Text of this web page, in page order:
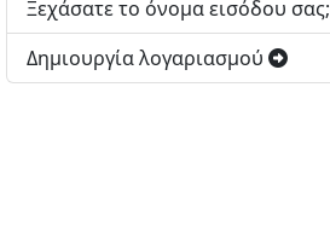
Ξεχάσατε το όνομα εισόδου σας;
Δημιουργία λογαριασμού